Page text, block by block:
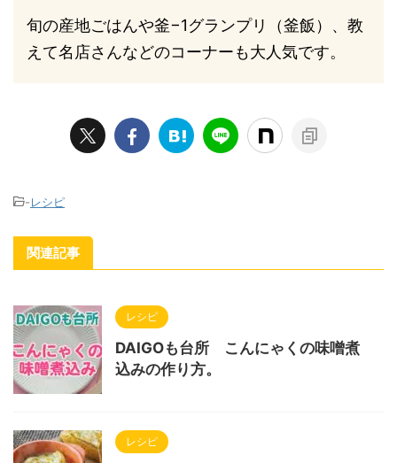
旬の産地ごはんや釜−1グランプリ（釜飯）、教
えて名店さんなどのコーナーも大人気です。
-レシピ
関連記事
レシピ
DAIGOも台所 こんにゃくの味噌煮
込みの作り方。
レシピ